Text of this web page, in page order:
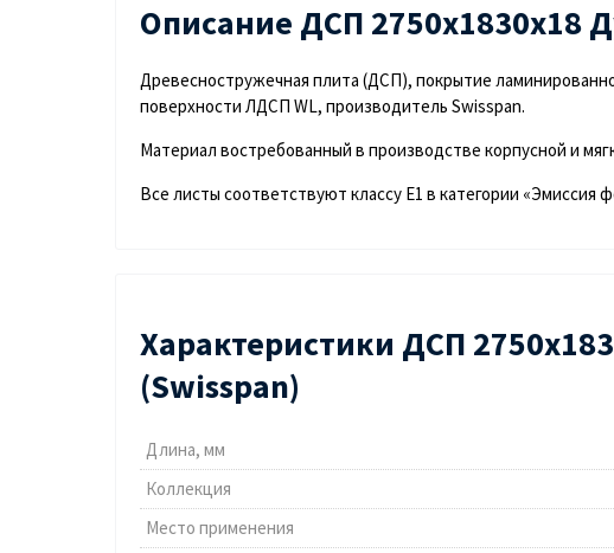
Описание ДСП 2750х1830х18
Древесностружечная плита (ДСП), покрытие
поверхности ЛДСП WL, производитель Swisspan.
Материал востребованный в производстве корпусной и
Все листы соответствуют классу Е1 в категории «Эмиссия
Характеристики ДСП
(Swisspan)
Длина, мм
Коллекция
Место применения